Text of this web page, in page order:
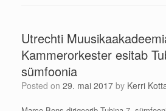
Utrechti
Kammerorkester esitab
sümfoonia
Posted on 29. mai 2017 by Kerri